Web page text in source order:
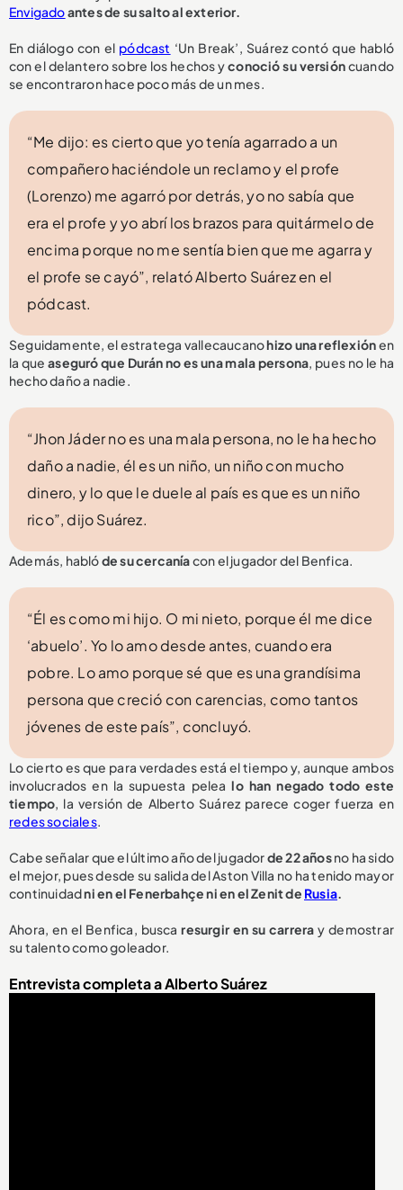
Envigadoantes de su salto al exterior.
En diálogo con el pódcast ‘Un Break’, Suárez contó que habló
con el delantero sobre los hechos yconoció su versióncuando
se encontraron hace poco más de un mes.
“Me dijo: es cierto que yo tenía agarrado a un
compañero haciéndole un reclamo y el profe
(Lorenzo) me agarró por detrás, yo no sabía que
era el profe y yo abrí los brazos para quitármelo de
encima porque no me sentía bien que me agarra y
el profe se cayó”, relató Alberto Suárez en el
pódcast.
Seguidamente, el estratega vallecaucanohizo una reflexiónen
la queaseguró que Durán no es una mala persona , pues no le ha
hecho daño a nadie.
“Jhon Jáder no es una mala persona, no le ha hecho
daño a nadie, él es un niño, un niño con mucho
dinero, y lo que le duele al país es que es un niño
rico”, dijo Suárez.
Además, hablóde su cercaníacon el jugador del Benfica.
“Él es como mi hijo. O mi nieto, porque él me dice
‘abuelo’. Yo lo amo desde antes, cuando era
pobre. Lo amo porque sé que es una grandísima
persona que creció con carencias, como tantos
jóvenes de este país”, concluyó.
Lo cierto es que para verdades está el tiempo y, aunque ambos
involucrados en la supuesta pelealo han negado todo este
tiempo , la versión de Alberto Suárez parece coger fuerza en
redes sociales.
Cabe señalar que el último año del jugadorde 22 añosno ha sido
el mejor, pues desde su salida del Aston Villa no ha tenido mayor
continuidadni en el Fenerbahçe ni en el Zenit de Rusia
Ahora, en el Benfica, buscaresurgir en su carrera y demostrar
su talento como goleador.
Entrevista completa a Alberto Suárez